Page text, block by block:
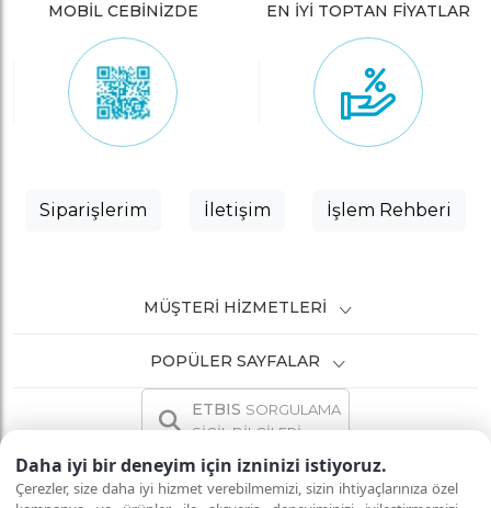
Daha iyi bir deneyim için izninizi istiyoruz.
Çerezler, size daha iyi hizmet verebilmemizi, sizin ihtiyaçlarınıza özel
MOBİL CEBİNİZDE EN İYİ TOPTAN FİYATLAR
Siparişlerim İletişim İşlem Rehberi
MÜŞTERI HIZMETLERI
POPÜLER SAYFALAR
ETBIS SORGULAMA
SİCİL BİLGİLERİ